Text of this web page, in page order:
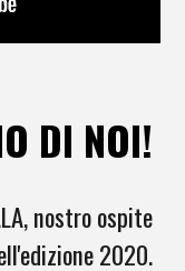
DI NOI!
nostro ospite
2020.